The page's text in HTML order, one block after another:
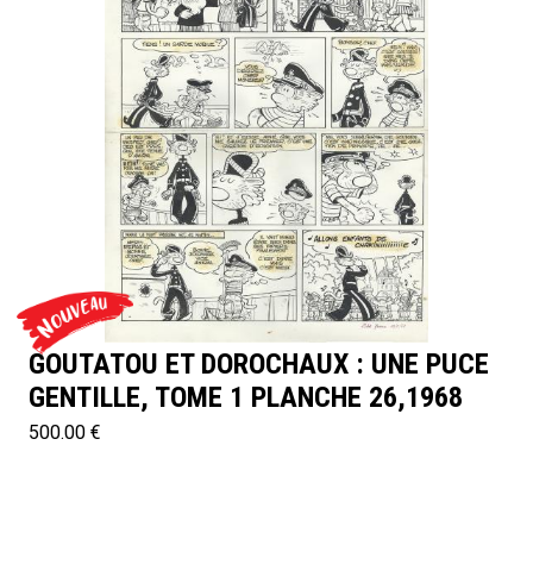
GOUTATOU ET DOROCHAUX : UNE PUCE
GENTILLE, TOME 1 PLANCHE 26,1968
500.00 €